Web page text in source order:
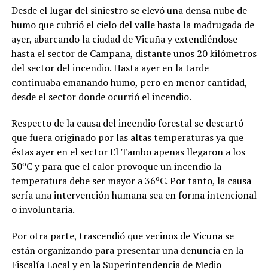
Desde el lugar del siniestro se elevó una densa nube de
humo que cubrió el cielo del valle hasta la madrugada de
ayer, abarcando la ciudad de Vicuña y extendiéndose
hasta el sector de Campana, distante unos 20 kilómetros
del sector del incendio. Hasta ayer en la tarde
continuaba emanando humo, pero en menor cantidad,
desde el sector donde ocurrió el incendio.
Respecto de la causa del incendio forestal se descartó
que fuera originado por las altas temperaturas ya que
éstas ayer en el sector El Tambo apenas llegaron a los
30ºC y para que el calor provoque un incendio la
temperatura debe ser mayor a 36ºC. Por tanto, la causa
sería una intervención humana sea en forma intencional
o involuntaria.
Por otra parte, trascendió que vecinos de Vicuña se
están organizando para presentar una denuncia en la
Fiscalía Local y en la Superintendencia de Medio